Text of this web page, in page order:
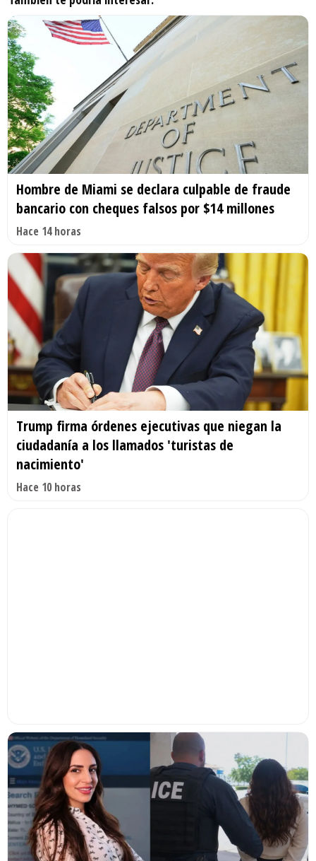
Hombre de Miami se declara culpable de fraude
bancario con cheques falsos por $14 millones
Hace 14 horas
Trump firma órdenes ejecutivas que niegan la
ciudadanía a los llamados 'turistas de
nacimiento'
Hace 10 horas